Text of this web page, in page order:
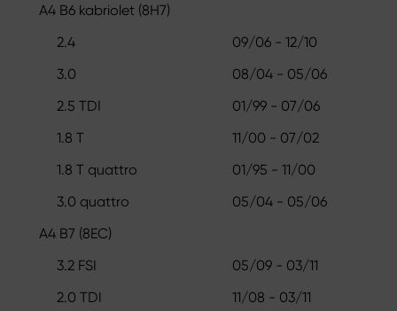
A4 B6 kabriolet (8H7)
2.4
09/06 - 12/10
3.0
08/04 - 05/06
2.5 TDI
01/99 - 07/06
1.8 T
11/00 - 07/02
1.8 T quattro
01/95 - 11/00
3.0 quattro
05/04 - 05/06
A4 B7 (8EC)
3.2 FSI
05/09 - 03/11
2.0 TDI
11/08 - 03/11